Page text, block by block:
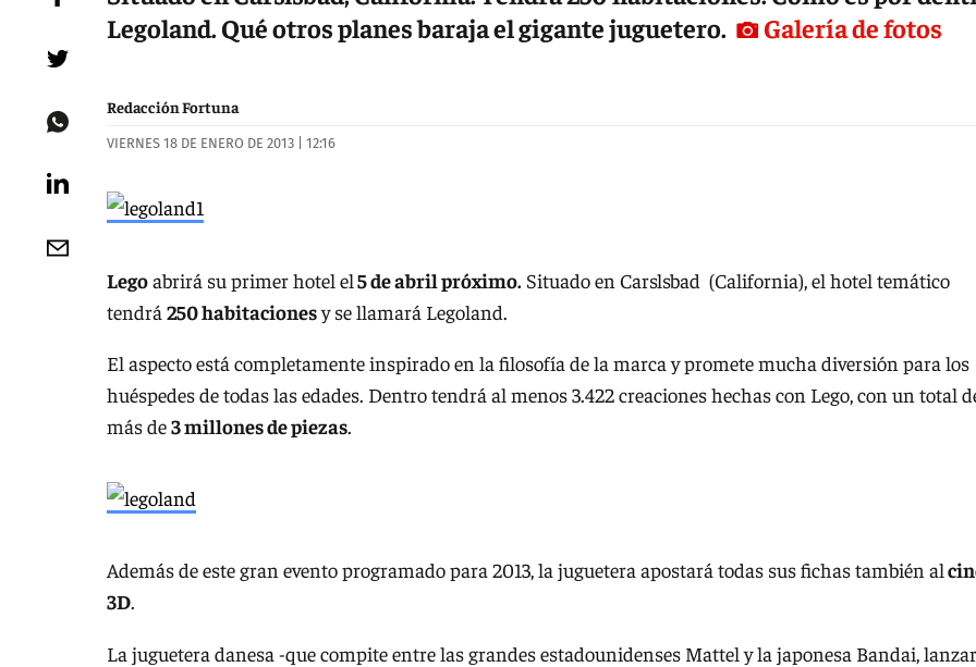
Legoland. Qué otros planes baraja el gigante juguetero.
Galería de fotos
Redacción Fortuna
VIERNES 18 DE ENERO DE 2013 | 12:16
Legoabrirá su primer hotel el5 de abril próximo. Situado en Carslsbad (California), el hotel temático
tendrá 250 habitacionesy se llamará Legoland.
El aspecto está completamente inspirado en la filosofía de la marca y promete mucha diversión para los
huéspedes de todas las edades. Dentro tendrá al menos 3.422 creaciones hechas con Lego, con un total
más de3 millones de piezas.
Además de este gran evento programado para 2013, la juguetera apostará todas sus fichas también al
3D.
La juguetera danesa -que compite entre las grandes estadounidenses Mattel y la japonesa Bandai,